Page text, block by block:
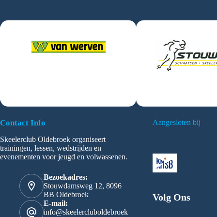
Contact Info
Skeelerclub Oldebroek organiseert
trainingen, lessen, wedstrijden en
evenementen voor jeugd en volwassenen.
Bezoekadres:
Stouwdamsweg 12, 8096
BB Oldebroek
E-mail:
info@skeelercluboldebroek
Aangesloten bij
Volg Ons